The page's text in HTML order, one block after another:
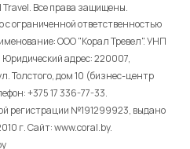
Все права защищены.
ограниченной ответственностью
ООО "Корал Тревел". УНП
адрес: 220007,
Толстого, дом 10 (бизнес-центр
+375 17 336-77-33.
регистрации №191299923, выдано
г. Cайт: www.coral.by.